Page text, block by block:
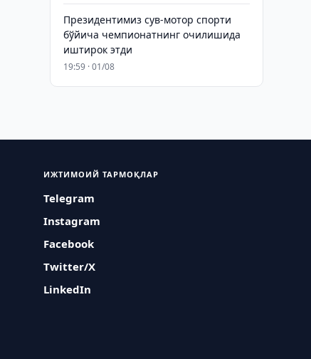
Президентимиз сув-мотор спорти
бўйича чемпионатнинг очилишида
иштирок этди
19:59 · 01/08
ИЖТИМОИЙ ТАРМОҚЛАР
Telegram
Instagram
Facebook
Twitter/X
LinkedIn